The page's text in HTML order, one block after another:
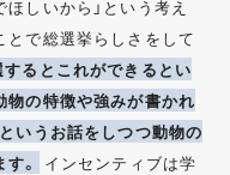
しいから」という考え
で総選挙らしさをして
るとこれができるとい
物の特徴や強みが書かれ
いうお話をしつつ動物の
。
インセンティブは学